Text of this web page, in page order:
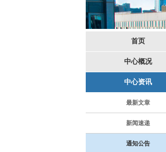
首页
中心概况
中心资讯
最新文章
新闻速递
通知公告